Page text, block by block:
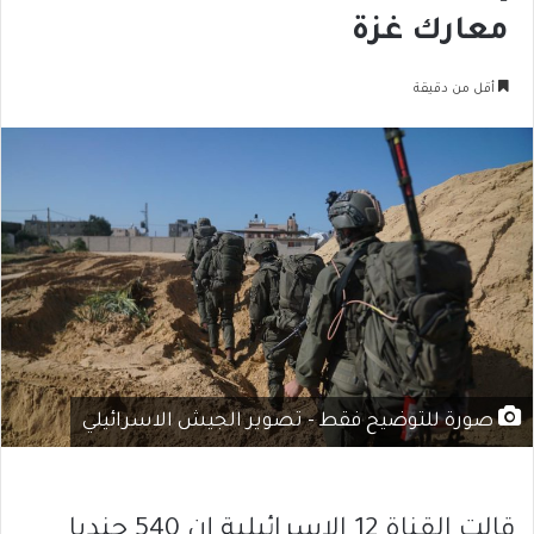
معارك غزة
أقل من دقيقة
صورة للتوضيح فقط - تصوير الجيش الاسرائيلي